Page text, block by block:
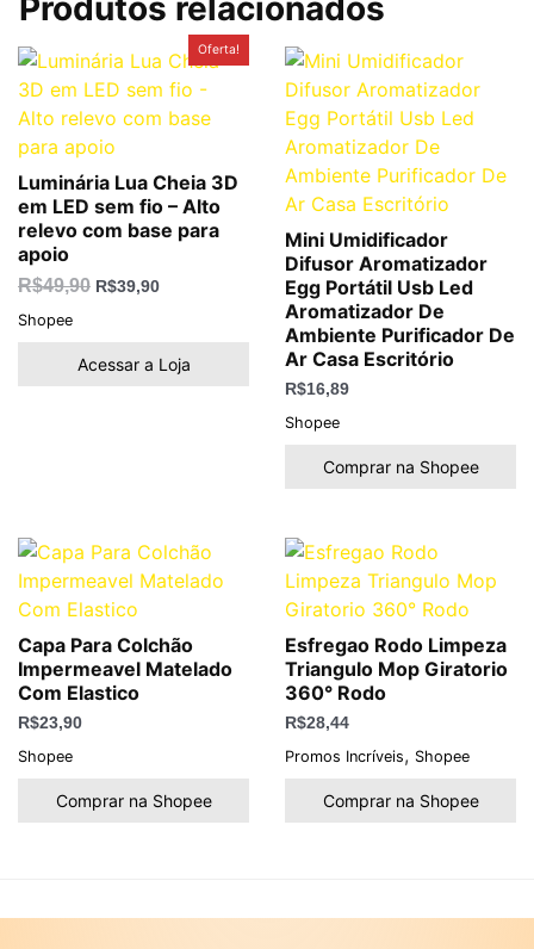
Produtos relacionados
Oferta!
Luminária Lua Cheia 3D
em LED sem fio – Alto
relevo com base para
apoio
R$49,90
preço
original
era:
R$49,90.
R$39,90
preço
atual
é:
R$39,90.
Shopee
Acessar a Loja
Mini Umidificador
Difusor Aromatizador
Egg Portátil Usb Led
Aromatizador De
Ambiente Purificador De
Ar Casa Escritório
R$16,89
Shopee
Comprar na Shopee
Capa Para Colchão
Impermeavel Matelado
Com Elastico
R$23,90
Shopee
Comprar na Shopee
Esfregao Rodo Limpeza
Triangulo Mop Giratorio
360° Rodo
R$28,44
Promos Incríveis, Shopee
Comprar na Shopee